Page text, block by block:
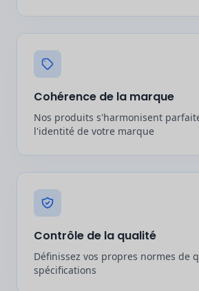
Cohérence de la marque
Nos produits s'harmonisent
l'identité de votre marque
Contrôle de la qualité
Définissez vos propres normes de
spécifications